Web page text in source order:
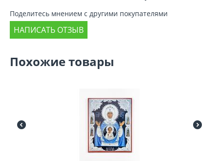
Поделитесь мнением с другими покупателями
НАПИСАТЬ ОТЗЫВ
Похожие товары